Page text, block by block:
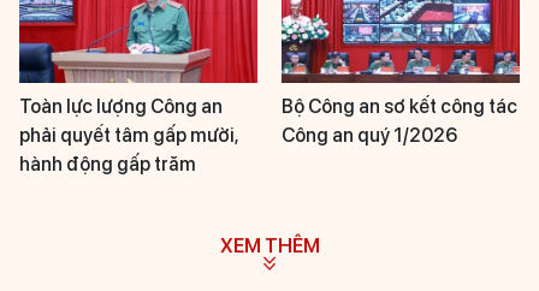
Toàn lực lượng Công an
phải quyết tâm gấp mười,
hành động gấp trăm
Bộ Công an sơ kết công tác
Công an quý 1/2026
XEM THÊM